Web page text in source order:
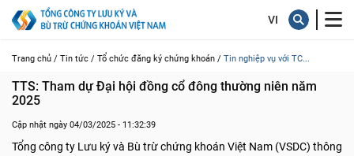
Trang chủ / Tin tức / Tổ chức đăng ký chứng khoán / Tin nghiệp vụ với TC...
TTS: Tham dự Đại hội đồng cổ đông thường niên năm
2025
Cập nhật ngày 04/03/2025 - 11:32:39
Tổng công ty Lưu ký và Bù trừ chứng khoán Việt Nam (VSDC) thông